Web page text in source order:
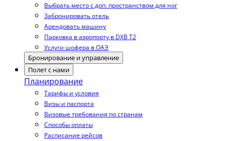
Выбрать место с доп. пространством для ног
Забронировать отель
Арендовать машину
Парковка в аэропорту в DXB T2
Услуги шофера в ОАЭ
Бронирование и управление
Полет с нами
Планирование
Тарифы и условия
Визы и паспорта
Визовые требования по странам
Способы оплаты
Расписание рейсов